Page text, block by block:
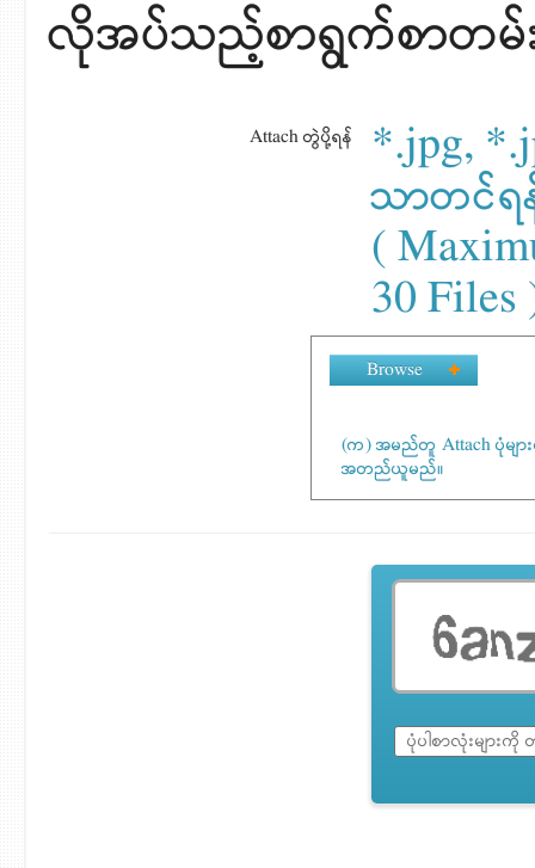
လိုအပ်သည့်စာရွက်စာတမ်း
Attach တွဲပို့ရန်
*.jpg,
သာတင်ရ
(
30 Files
Browse
(က) အမည်တူ Attach ပုံမျ
အတည်ယူမည်။